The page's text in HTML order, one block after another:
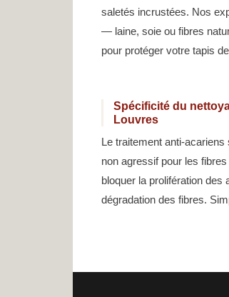
saletés incrustées. Nos
— laine, soie ou fibres
pour protéger votre tapis
Spécificité du
Louvres
Le traitement anti-acariens
non agressif pour les
bloquer la prolifération
dégradation des fibres.